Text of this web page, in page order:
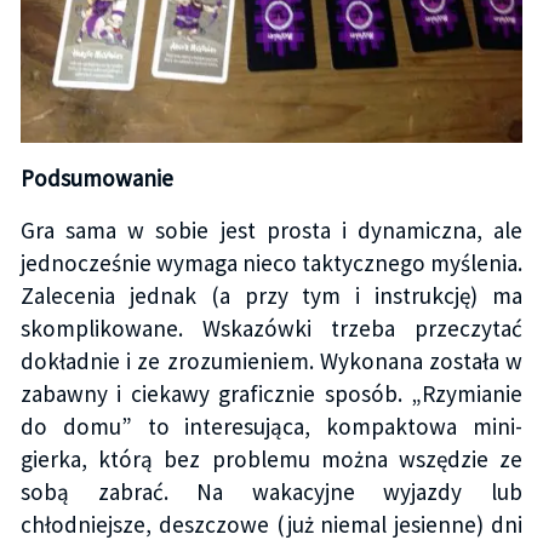
Podsumowanie
Gra sama w sobie jest prosta i dynamiczna, ale
jednocześnie wymaga nieco taktycznego myślenia.
Zalecenia jednak (a przy tym i instrukcję) ma
skomplikowane. Wskazówki trzeba przeczytać
dokładnie i ze zrozumieniem. Wykonana została w
zabawny i ciekawy graficznie sposób. „Rzymianie
do domu” to interesująca, kompaktowa mini-
gierka, którą bez problemu można wszędzie ze
sobą zabrać. Na wakacyjne wyjazdy lub
chłodniejsze, deszczowe (już niemal jesienne) dni